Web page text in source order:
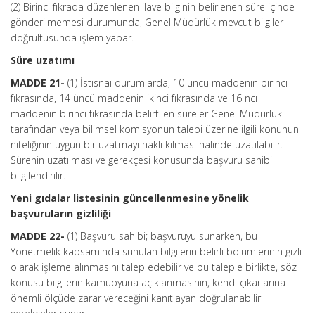
(2) Birinci fıkrada düzenlenen ilave bilginin belirlenen süre içinde
gönderilmemesi durumunda, Genel Müdürlük mevcut bilgiler
doğrultusunda işlem yapar.
Süre uzatımı
MADDE 21- (1) İstisnai durumlarda, 10 uncu maddenin birinci
fıkrasında, 14 üncü maddenin ikinci fıkrasında ve 16 ncı
maddenin birinci fıkrasında belirtilen süreler Genel Müdürlük
tarafından veya bilimsel komisyonun talebi üzerine ilgili konunun
niteliğinin uygun bir uzatmayı haklı kılması halinde uzatılabilir.
Sürenin uzatılması ve gerekçesi konusunda başvuru sahibi
bilgilendirilir.
Yeni gıdalar listesinin güncellenmesine yönelik
başvuruların gizliliği
MADDE 22- (1) Başvuru sahibi; başvuruyu sunarken, bu
Yönetmelik kapsamında sunulan bilgilerin belirli bölümlerinin gizli
olarak işleme alınmasını talep edebilir ve bu taleple birlikte, söz
konusu bilgilerin kamuoyuna açıklanmasının, kendi çıkarlarına
önemli ölçüde zarar vereceğini kanıtlayan doğrulanabilir